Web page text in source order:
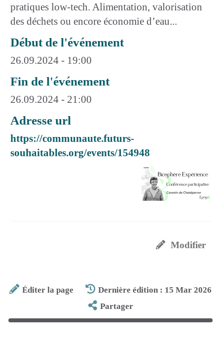
pratiques low-tech. Alimentation, valorisation
des déchets ou encore économie d’eau...
Début de l'événement
26.09.2024 - 19:00
Fin de l'événement
26.09.2024 - 21:00
Adresse url
https://communaute.futurs-
souhaitables.org/events/154948
Modifier
Éditer la page
Dernière édition : 15 Mar 2026
Partager